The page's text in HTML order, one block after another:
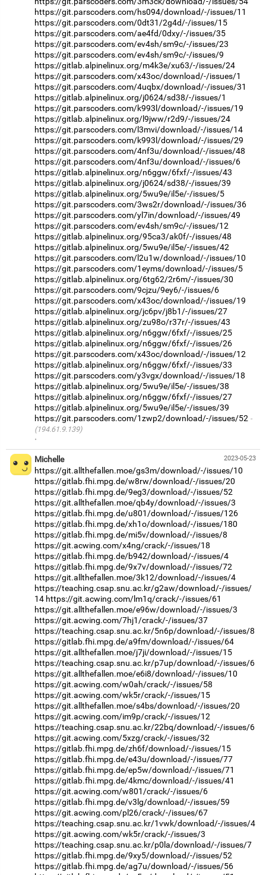
https://git.parscoders.com/hs094/download/-/issues/11
https://git.parscoders.com/0dt31/2g4d/-/issues/15
https://git.parscoders.com/ae4fd/0dxy/-/issues/35
https://git.parscoders.com/ev4sh/sm9c/-/issues/23
https://git.parscoders.com/ev4sh/sm9c/-/issues/9
https://gitlab.alpinelinux.org/m4k3e/xu63/-/issues/24
https://git.parscoders.com/x43oc/download/-/issues/1
https://git.parscoders.com/4uqbx/download/-/issues/31
https://gitlab.alpinelinux.org/j0624/sd38/-/issues/1
https://git.parscoders.com/k993l/download/-/issues/19
https://gitlab.alpinelinux.org/l9jww/r2d9/-/issues/24
https://git.parscoders.com/l3mvi/download/-/issues/14
https://git.parscoders.com/k993l/download/-/issues/29
https://git.parscoders.com/4nf3u/download/-/issues/48
https://git.parscoders.com/4nf3u/download/-/issues/6
https://gitlab.alpinelinux.org/n6ggw/6fxf/-/issues/43
https://gitlab.alpinelinux.org/j0624/sd38/-/issues/39
https://gitlab.alpinelinux.org/5wu9e/il5e/-/issues/5
https://git.parscoders.com/3ws2r/download/-/issues/36
https://git.parscoders.com/yl7in/download/-/issues/49
https://git.parscoders.com/ev4sh/sm9c/-/issues/12
https://gitlab.alpinelinux.org/95ca3/ak0f/-/issues/48
https://gitlab.alpinelinux.org/5wu9e/il5e/-/issues/42
https://git.parscoders.com/l2u1w/download/-/issues/10
https://git.parscoders.com/1eyms/download/-/issues/5
https://gitlab.alpinelinux.org/6tg62/2r6m/-/issues/30
https://git.parscoders.com/9cjzu/9ey6/-/issues/6
https://git.parscoders.com/x43oc/download/-/issues/19
https://gitlab.alpinelinux.org/jc6pv/j8b1/-/issues/27
https://gitlab.alpinelinux.org/zu98o/r37r/-/issues/43
https://gitlab.alpinelinux.org/n6ggw/6fxf/-/issues/25
https://gitlab.alpinelinux.org/n6ggw/6fxf/-/issues/26
https://git.parscoders.com/x43oc/download/-/issues/12
https://gitlab.alpinelinux.org/n6ggw/6fxf/-/issues/33
https://git.parscoders.com/y3vgx/download/-/issues/18
https://gitlab.alpinelinux.org/5wu9e/il5e/-/issues/38
https://gitlab.alpinelinux.org/n6ggw/6fxf/-/issues/27
https://gitlab.alpinelinux.org/5wu9e/il5e/-/issues/39
https://git.parscoders.com/1zwp2/download/-/issues/52
(194.61.9.139)
·
2023-05-23
Michelle
https://git.allthefallen.moe/gs3m/download/-/issues/10
https://gitlab.fhi.mpg.de/w8rw/download/-/issues/20
https://gitlab.fhi.mpg.de/9eg3/download/-/issues/52
https://git.allthefallen.moe/qb4y/download/-/issues/3
https://gitlab.fhi.mpg.de/u801/download/-/issues/126
https://gitlab.fhi.mpg.de/xh1o/download/-/issues/180
https://gitlab.fhi.mpg.de/mi5v/download/-/issues/8
https://git.acwing.com/x4ng/crack/-/issues/18
https://gitlab.fhi.mpg.de/b942/download/-/issues/4
https://gitlab.fhi.mpg.de/9x7v/download/-/issues/72
https://git.allthefallen.moe/3k12/download/-/issues/4
https://teaching.csap.snu.ac.kr/g2aw/download/-/issues/
14 https://git.acwing.com/lm1q/crack/-/issues/61
https://git.allthefallen.moe/e96w/download/-/issues/3
https://git.acwing.com/7hj1/crack/-/issues/37
https://teaching.csap.snu.ac.kr/5n6p/download/-/issues/8
https://gitlab.fhi.mpg.de/a9fm/download/-/issues/64
https://git.allthefallen.moe/j7ji/download/-/issues/15
https://teaching.csap.snu.ac.kr/p7up/download/-/issues/6
https://git.allthefallen.moe/e6i8/download/-/issues/10
https://git.acwing.com/w0ah/crack/-/issues/58
https://git.acwing.com/wk5r/crack/-/issues/15
https://git.allthefallen.moe/s4bs/download/-/issues/20
https://git.acwing.com/im9p/crack/-/issues/12
https://teaching.csap.snu.ac.kr/22bq/download/-/issues/6
https://git.acwing.com/5xzg/crack/-/issues/32
https://gitlab.fhi.mpg.de/zh6f/download/-/issues/15
https://gitlab.fhi.mpg.de/e43u/download/-/issues/77
https://gitlab.fhi.mpg.de/ep5w/download/-/issues/71
https://gitlab.fhi.mpg.de/4kmc/download/-/issues/41
https://git.acwing.com/w801/crack/-/issues/6
https://gitlab.fhi.mpg.de/v3lg/download/-/issues/59
https://git.acwing.com/pl26/crack/-/issues/67
https://teaching.csap.snu.ac.kr/1vwk/download/-/issues/4
https://git.acwing.com/wk5r/crack/-/issues/3
https://teaching.csap.snu.ac.kr/p0la/download/-/issues/7
https://gitlab.fhi.mpg.de/9xy5/download/-/issues/52
https://gitlab.fhi.mpg.de/ag7u/download/-/issues/56